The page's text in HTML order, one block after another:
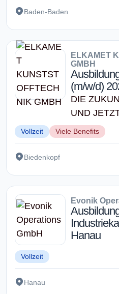
Baden-Baden
ELKAMET
GMBH
(m/w/d)
DIE
UND
Vollzeit Viele Benefits
Biedenkopf
Evonik
Hanau
Vollzeit
Hanau